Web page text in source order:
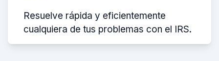
Resuelve rápida y eficientemente
cualquiera de tus problemas con el IRS.